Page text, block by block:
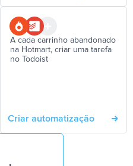
A cada carrinho abandonado
na Hotmart, criar uma tarefa
no Todoist
Criar automatização